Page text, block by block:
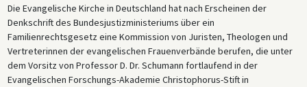
Die Evangelische Kirche in Deutschland hat nach Erscheinen der
Denkschrift des Bundesjustizministeriums über ein
Familienrechtsgesetz eine Kommission von Juristen, Theologen und
Vertreterinnen der evangelischen Frauenverbände berufen, die unter
dem Vorsitz von Professor D. Dr. Schumann fortlaufend in der
Evangelischen Forschungs-Akademie Christophorus-Stift in